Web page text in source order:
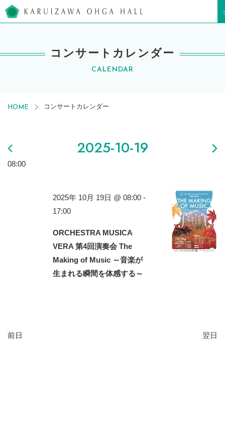
コンサートカレンダー
CALENDAR
HOME コンサートカレンダー
2025-10-19
08:00
2025年 10月 19日 @ 08:00 -
17:00
ORCHESTRA MUSICA
VERA 第4回演奏会 The
Making of Music ～音楽が
生まれる瞬間を体感する～
前日 翌日